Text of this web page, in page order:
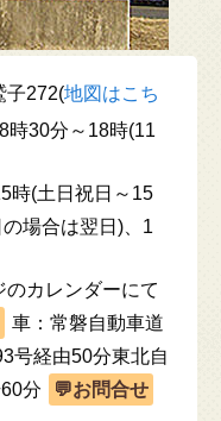
子272(地図はこち
時30分～18時(11
時(土日祝日～15
の場合は翌日)、1
カレンダーにて
車：常磐自動車道
号経由50分東北自
分